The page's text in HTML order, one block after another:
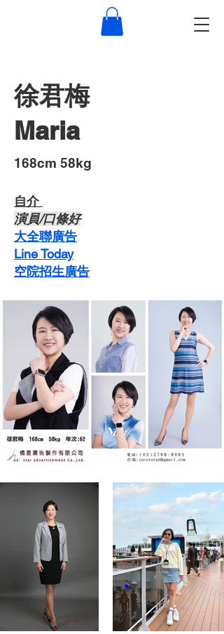
徐君梅
Maria
​168cm 58kg
自介 ​
​演員/口條好
​大全聯廣告
Line Today
空院招生廣告